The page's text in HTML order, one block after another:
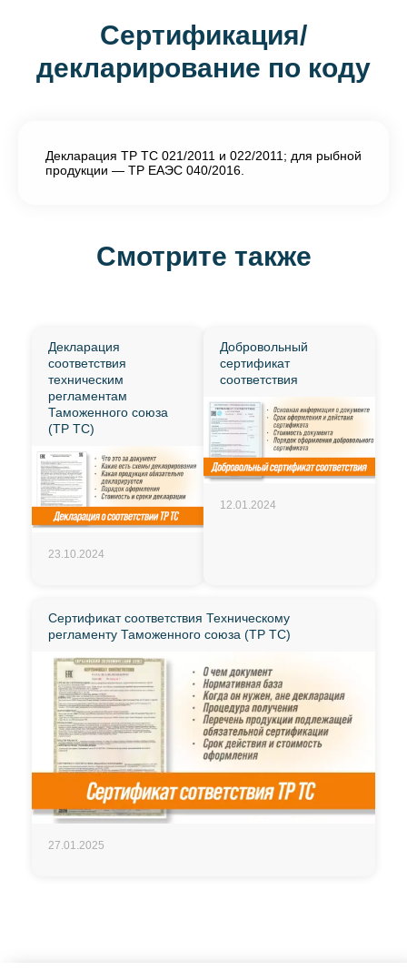
Сертификация/
декларирование по коду
Декларация ТР ТС 021/2011 и 022/2011; для рыбной
продукции — ТР ЕАЭС 040/2016.
Смотрите также
Декларация
соответствия
техническим
регламентам
Таможенного союза
(ТР ТС)
23.10.2024
Добровольный
сертификат
соответствия
12.01.2024
Сертификат соответствия Техническому
регламенту Таможенного союза (ТР ТС)
27.01.2025